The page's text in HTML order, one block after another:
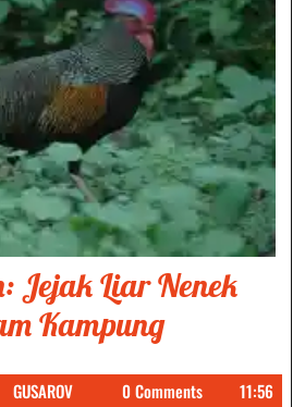
Jejak Liar Nenek
KampungAyam
GUSAROVGUSAROV0 Comments
11:56